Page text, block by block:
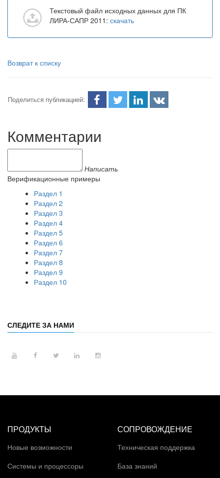
Текстовый файл исходных данных для ПК
ЛИРА-САПР 2011: скачать
Возврат к списку
Поделиться публикацией:
Комментарии
Написать
Верификационные примеры
Раздел 1
Раздел 2
Раздел 3
Раздел 4
Раздел 5
Раздел 6
Раздел 7
Раздел 8
Раздел 9
Раздел 10
СЛЕДИТЕ ЗА НАМИ
ПРОДУКТЫ
Новые возможности
Системы и процессоры
СОПРОВОЖДЕНИЕ
Техническая поддержка
База знаний